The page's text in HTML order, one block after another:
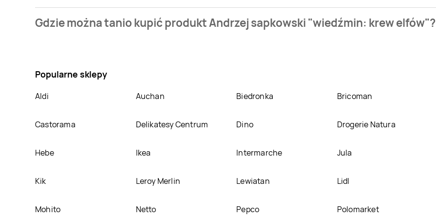
sapkowski "wiedźmin: krew elfów" kosztuje od 36,99 zł.
Gdzie można tanio kupić produkt Andrzej sapkowski "wiedźmin: krew elfów"?
Popularne sklepy
Aldi Auchan Biedronka Bricoman
Castorama Delikatesy Centrum Dino Drogerie Natura
Hebe Ikea Intermarche Jula
Kik Leroy Merlin Lewiatan Lidl
Mohito Netto Pepco Polomarket